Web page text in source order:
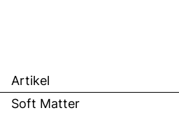
Artikel
Soft Matter